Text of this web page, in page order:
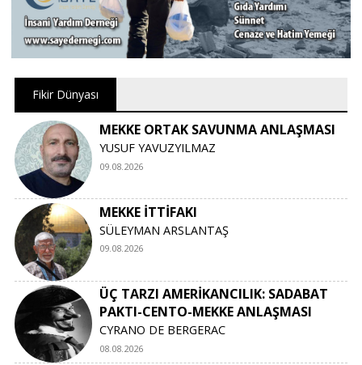
Fikir Dünyası
MEKKE ORTAK SAVUNMA ANLAŞMASI
YUSUF YAVUZYILMAZ
09.08.2026
MEKKE İTTİFAKI
SÜLEYMAN ARSLANTAŞ
09.08.2026
ÜÇ TARZI AMERİKANCILIK: SADABAT
PAKTI-CENTO-MEKKE ANLAŞMASI
CYRANO DE BERGERAC
08.08.2026